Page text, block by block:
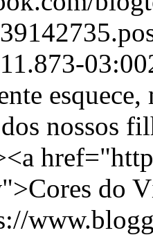
03:00
esquece,
nossos
do